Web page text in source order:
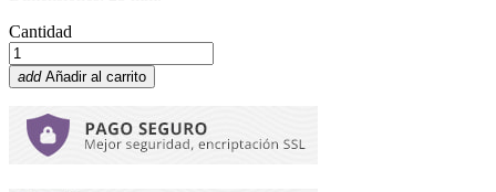
Cantidad
add Añadir al carrito